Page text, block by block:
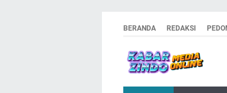
BERANDA REDAKSI